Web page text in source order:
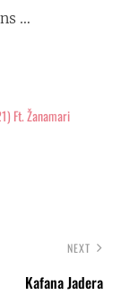
…
Ft. Žanamari
NEXT
Kafana Jadera